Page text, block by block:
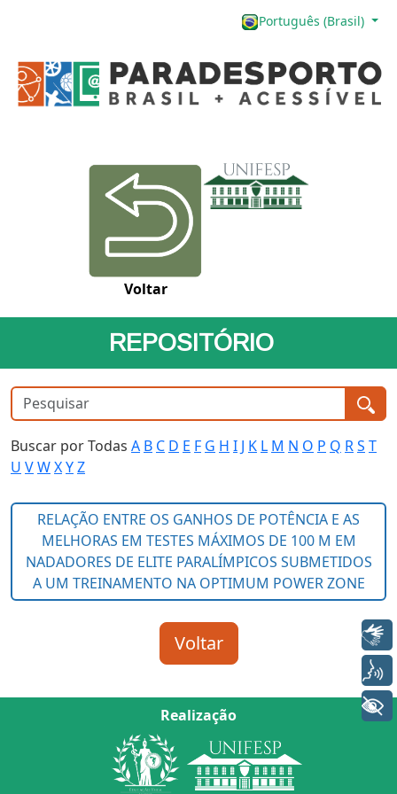
Português (Brasil)
Voltar
REPOSITÓRIO
Buscar por Todas A B C D E F G H I J K L M N O P Q RS T
U VWXYZ
Realização